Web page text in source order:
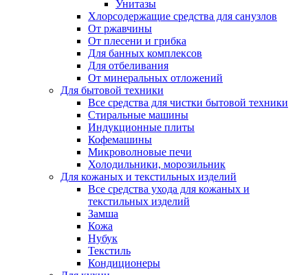
Унитазы
Хлорсодержащие средства для санузлов
От ржавчины
От плесени и грибка
Для банных комплексов
Для отбеливания
От минеральных отложений
Для бытовой техники
Все средства для чистки бытовой техники
Стиральные машины
Индукционные плиты
Кофемашины
Микроволновые печи
Холодильники, морозильник
Для кожаных и текстильных изделий
Все средства ухода для кожаных и
текстильных изделий
Замша
Кожа
Нубук
Текстиль
Кондиционеры